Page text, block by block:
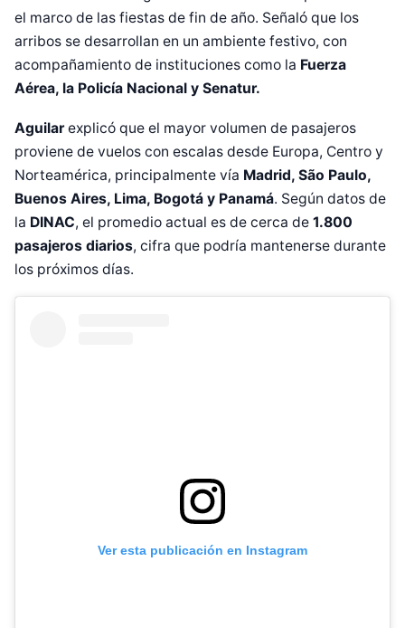
el marco de las fiestas de fin de año. Señaló que los
arribos se desarrollan en un ambiente festivo, con
acompañamiento de instituciones como la Fuerza
Aérea, la Policía Nacional y Senatur.
Aguilarexplicó que el mayor volumen de pasajeros
proviene de vuelos con escalas desde Europa, Centro y
Norteamérica, principalmente vía Madrid, São Paulo,
Buenos Aires, Lima, Bogotá y Panamá. Según datos de
la DINAC, el promedio actual es de cerca de 1.800
pasajeros diarios, cifra que podría mantenerse durante
los próximos días.
Ver esta publicación en Instagram